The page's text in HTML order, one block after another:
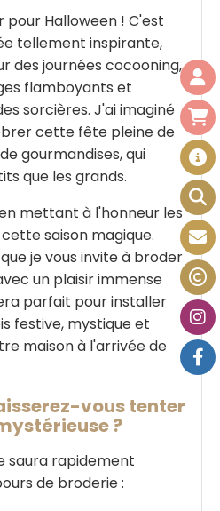
pour Halloween ! C'est
tellement inspirante,
des journées cocooning,
flamboyants et
sorcières. J'ai imaginé
cette fête pleine de
gourmandises, qui
que les grands.
mettant à l'honneur les
saison magique.
je vous invite à broder
un plaisir immense
parfait pour installer
festive, mystique et
maison à l'arrivée de
vous tenter
?
saura rapidement
de broderie :